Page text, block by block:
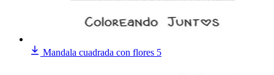
Mandala cuadrada con flores 5